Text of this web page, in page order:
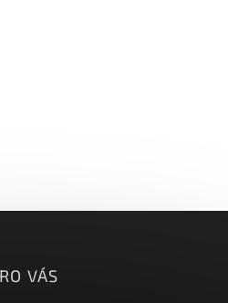
VÁS